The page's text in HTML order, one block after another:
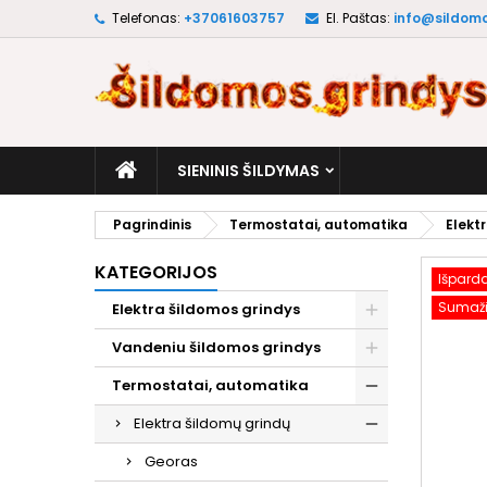
Telefonas: +37061603757 El. Paštas:
SIENINIS ŠILDYMAS
Pagrindinis Termostatai, automatika
KATEGORIJOS
Elektra šildomos grindys
Vandeniu šildomos grindys
Termostatai, automatika
Elektra šildomų grindų
Georas